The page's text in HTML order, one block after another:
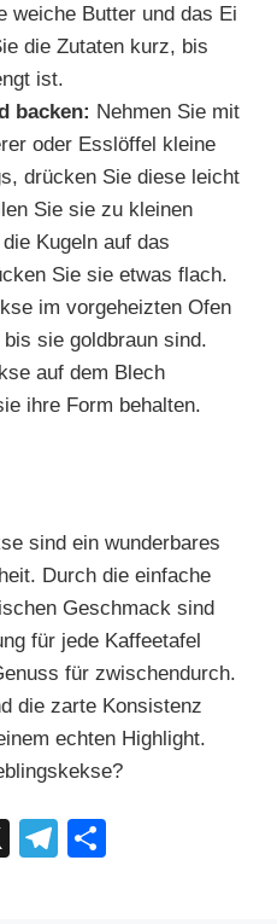
weiche Butter und das Ei
die Zutaten kurz, bis
ist.
backen: Nehmen Sie mit
oder Esslöffel kleine
drücken Sie diese leicht
Sie sie zu kleinen
Kugeln auf das
Sie sie etwas flach.
im vorgeheizten Ofen
sie goldbraun sind.
auf dem Blech
ihre Form behalten.
sind ein wunderbares
Durch die einfache
Geschmack sind
für jede Kaffeetafel
für zwischendurch.
die zarte Konsistenz
echten Highlight.
X
T